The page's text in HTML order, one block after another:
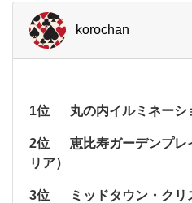
さ
い！
に
ク
リ
ス
korochan
1位 丸の内イルミネーシ
2位
恵比寿ガーデンプレ
リア）
3位 ミッドタウン・クリ